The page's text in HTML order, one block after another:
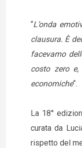
“L’onda
clausura. È
facevamo
costo zero
economiche“.
La 18°
curata da
rispetto del